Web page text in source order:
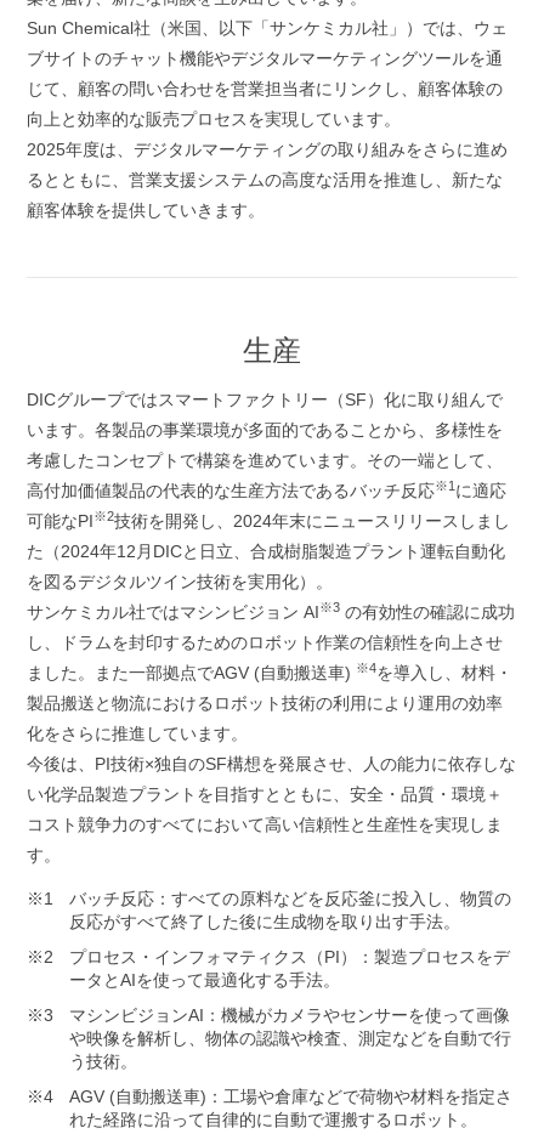
Sun Chemical社（米国、以下「サンケミカル社」）では、ウェ
ブサイトのチャット機能やデジタルマーケティングツールを通
じて、顧客の問い合わせを営業担当者にリンクし、顧客体験の
向上と効率的な販売プロセスを実現しています。
2025年度は、デジタルマーケティングの取り組みをさらに進め
るとともに、営業支援システムの高度な活用を推進し、新たな
顧客体験を提供していきます。
生産
DICグループではスマートファクトリー（SF）化に取り組んで
います。各製品の事業環境が多面的であることから、多様性を
考慮したコンセプトで構築を進めています。その一端として、
高付加価値製品の代表的な生産方法であるバッチ反応※1 に適応
可能なPI※2技術を開発し、2024年末にニュースリリースしまし
た（2024年12月DICと日立、合成樹脂製造プラント運転自動化
を図るデジタルツイン技術を実用化）。
サンケミカル社ではマシンビジョン AI※3 の有効性の確認に成功
し、ドラムを封印するためのロボット作業の信頼性を向上させ
ました。また一部拠点でAGV (自動搬送車) ※4を導入し、材料・
製品搬送と物流におけるロボット技術の利用により運用の効率
化をさらに推進しています。
今後は、PI技術×独自のSF構想を発展させ、人の能力に依存しな
い化学品製造プラントを目指すとともに、安全・品質・環境＋
コスト競争力のすべてにおいて高い信頼性と生産性を実現しま
す。
バッチ反応：すべての原料などを反応釜に投入し、物質の
反応がすべて終了した後に生成物を取り出す手法。
プロセス・インフォマティクス（PI）：製造プロセスをデ
ータとAIを使って最適化する手法。
マシンビジョンAI：機械がカメラやセンサーを使って画像
や映像を解析し、物体の認識や検査、測定などを自動で行
う技術。
AGV (自動搬送車)：工場や倉庫などで荷物や材料を指定さ
れた経路に沿って自律的に自動で運搬するロボット。